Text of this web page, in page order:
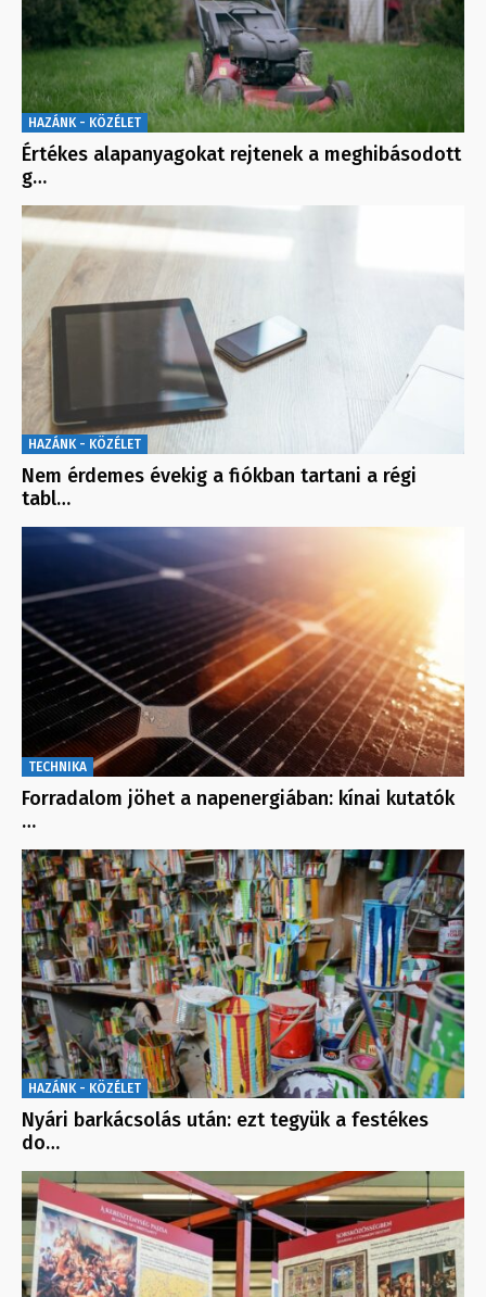
HAZÁNK - KÖZÉLET
Értékes alapanyagokat rejtenek a meghibásodott
g…
HAZÁNK - KÖZÉLET
Nem érdemes évekig a fiókban tartani a régi
tabl…
TECHNIKA
Forradalom jöhet a napenergiában: kínai kutatók
…
HAZÁNK - KÖZÉLET
Nyári barkácsolás után: ezt tegyük a festékes
do…